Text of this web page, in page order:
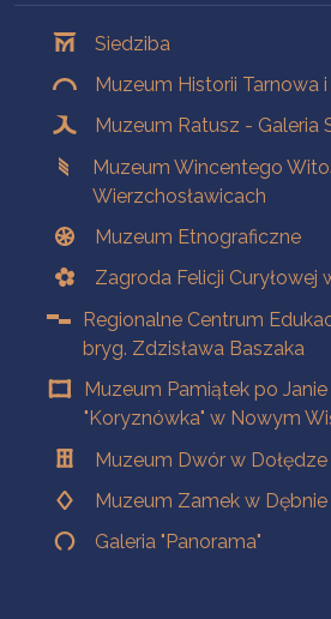
Siedziba
Muzeum Historii Tarnowa
Muzeum Ratusz - Galeria
Muzeum Wincentego
Wierzchosławicach
Muzeum Etnograficzne
Zagroda Felicji Curyłowej
Regionalne Centrum
bryg. Zdzisława Baszaka
Muzeum Pamiątek po
"Koryznówka" w Nowym
Muzeum Dwór w Dołędze
Muzeum Zamek w Dębnie
Galeria "Panorama"